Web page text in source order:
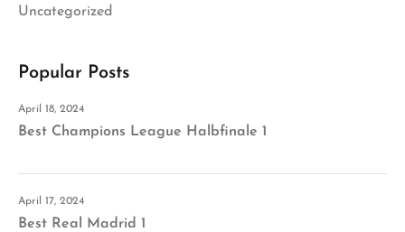
Uncategorized
Popular Posts
April 18, 2024
Best Champions League Halbfinale 1
April 17, 2024
Best Real Madrid 1